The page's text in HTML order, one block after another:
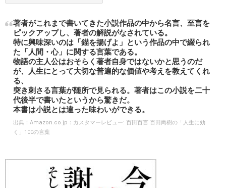
著者がこれまで書いてきた小説作品の中から名言、至言を
ピックアップし、著者の解説がなされている。
特に興味深いのは「錨を揚げよ」という作品の中で綴られ
た「人間・心」に関する言葉である。
物語の主人公はおそらく著者自身ではないかと思うのだ
が、人生にとって大切な普遍的な価値や考えを教えてくれ
る、
突き刺さる言葉が随所で見られる。著者はこの小説を二十
代後半で書いたというから驚きだ。
本書は小説とは違った味わいができる。
出典： Amazon.co.jp：カスタマーレビュー: 百田百言 百田尚樹の「人生に効
く」100の言葉